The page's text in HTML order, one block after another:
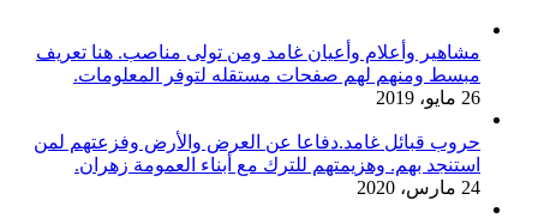
مشاهير وأعلام وأعيان غامد ومن تولى مناصب. هنا تعريف
مبسط ومنهم لهم صفحات مستقله لتوفر المعلومات.
26 مايو، 2019
حروب قبائل غامد.دفاعا عن العرض والأرض وفزعتهم لمن
استنجد بهم. وهزيمتهم للترك مع أبناء العمومة زهران.
24 مارس، 2020